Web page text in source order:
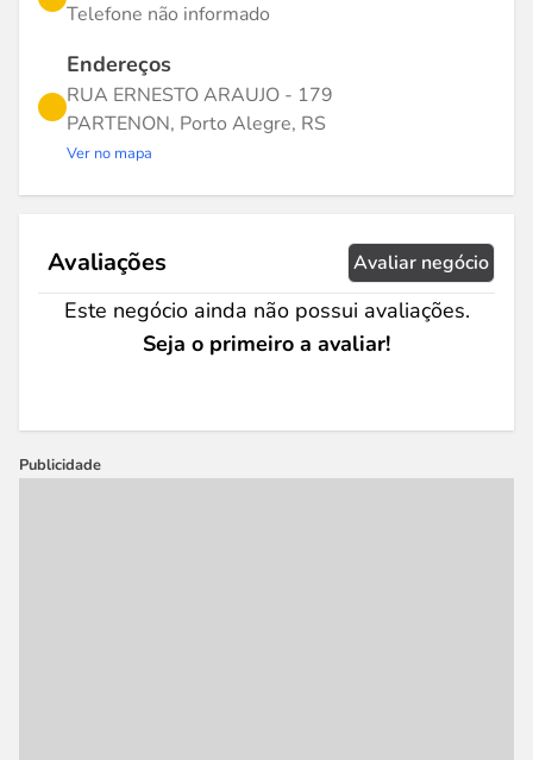
Telefone não informado
Endereços
RUA ERNESTO ARAUJO - 179
PARTENON, Porto Alegre, RS
Ver no mapa
Avaliações Avaliar negócio
Este negócio ainda não possui avaliações.
Seja o primeiro a avaliar!
Publicidade